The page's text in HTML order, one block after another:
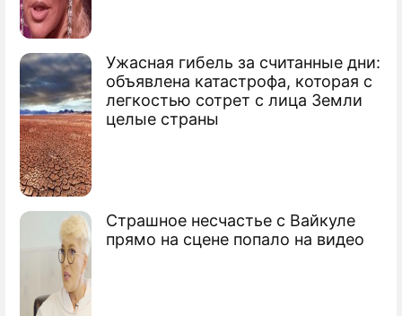
Ужасная гибель за считанные дни:
объявлена катастрофа, которая с
легкостью сотрет с лица Земли
целые страны
Страшное несчастье с Вайкуле
прямо на сцене попало на видео
зрелище
Начавшаяся рабочая неделя будет
короткой